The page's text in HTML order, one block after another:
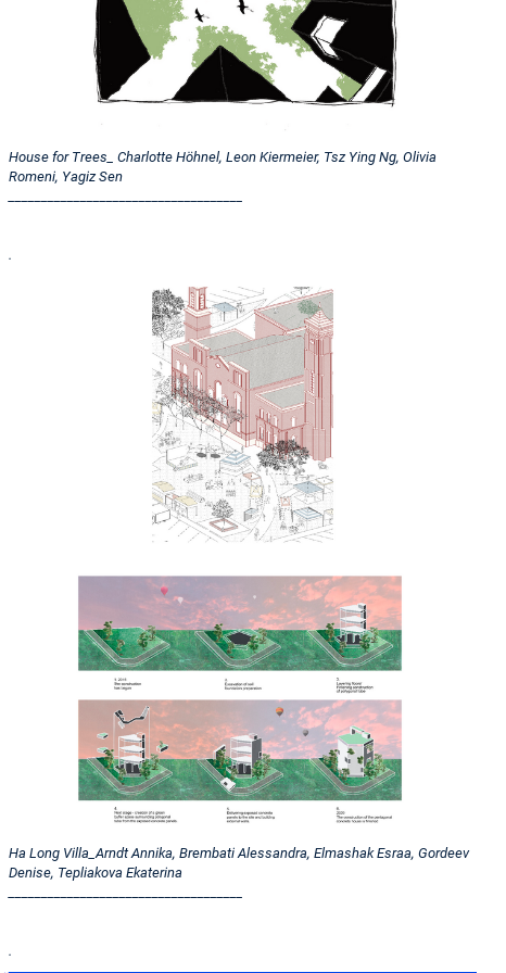
House for Trees_ Charlotte Höhnel, Leon Kiermeier, Tsz Ying Ng, Olivia
Romeni, Yagiz Sen
.
Ha Long Villa_Arndt Annika, Brembati Alessandra, Elmashak Esraa, Gordeev
Denise, Tepliakova Ekaterina
.